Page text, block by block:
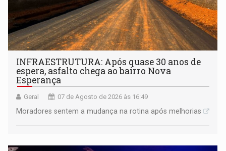
INFRAESTRUTURA: Após quase 30 anos de
espera, asfalto chega ao bairro Nova
Esperança
Geral 07 de Agosto de 2026 às 16:49
Moradores sentem a mudança na rotina após melhorias